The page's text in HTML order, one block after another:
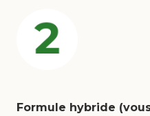
Formule hybride